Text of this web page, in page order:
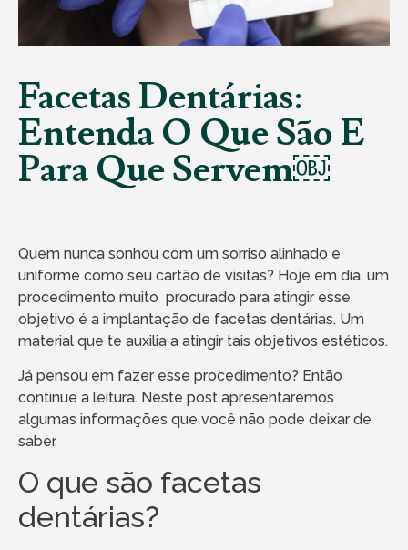
Facetas Dentárias:
Entenda O Que São E
Para Que Servem￼
Quem nunca sonhou com um sorriso alinhado e
uniforme como seu cartão de visitas? Hoje em dia, um
procedimento muito procurado para atingir esse
objetivo é a implantação de facetas dentárias. Um
material que te auxilia a atingir tais objetivos estéticos.
Já pensou em fazer esse procedimento? Então
continue a leitura. Neste post apresentaremos
algumas informações que você não pode deixar de
saber.
O que são facetas
dentárias?